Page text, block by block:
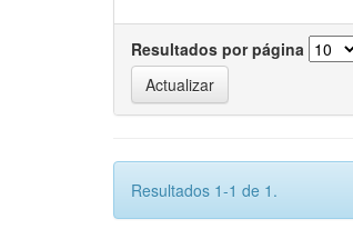
Resultados por página
Resultados 1-1 de 1.